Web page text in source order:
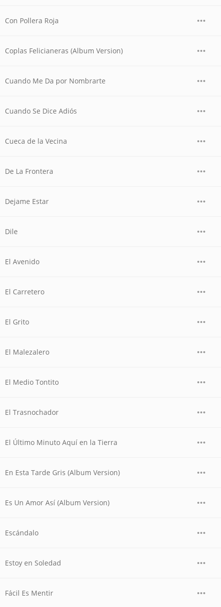
Con Pollera Roja
Coplas Felicianeras (Album Version)
Cuando Me Da por Nombrarte
Cuando Se Dice Adiós
Cueca de la Vecina
De La Frontera
Dejame Estar
Dile
El Avenido
El Carretero
El Grito
El Malezalero
El Medio Tontito
El Trasnochador
El Último Minuto Aquí en la Tierra
En Esta Tarde Gris (Album Version)
Es Un Amor Así (Album Version)
Escándalo
Estoy en Soledad
Fácil Es Mentir